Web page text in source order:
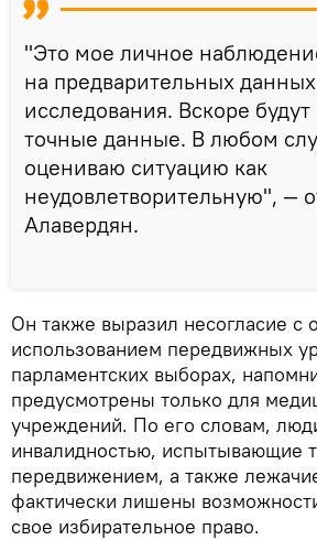
"Это мое личное
на предварительных
исследования. Вскоре
точные данные. В любом
оцениваю ситуацию как
неудовлетворительную", —
Алавердян.
Он также выразил несогласие с
использованием передвижных
парламентских выборах,
предусмотрены только для
учреждений. По его словам,
инвалидностью, испытывающие
передвижением, а также
фактически лишены
свое избирательное право.